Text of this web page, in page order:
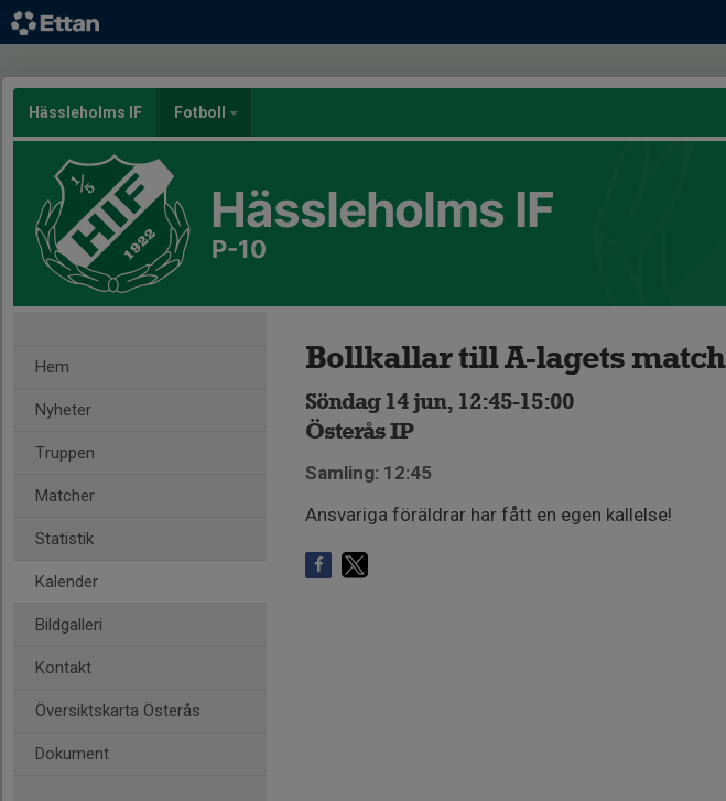
Hässleholms IF Fotboll
Hässleholms IF
P-10
Hem
Nyheter
Truppen
Matcher
Statistik
Kalender
Bildgalleri
Kontakt
Översiktskarta Österås
Dokument
Bollkallar till A-lagets match
Söndag 14 jun, 12:45-15:00
Österås IP
Samling: 12:45
Ansvariga föräldrar har fått en egen kallelse!